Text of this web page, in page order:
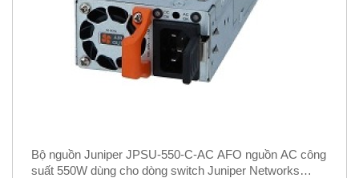
Bộ nguồn Juniper JPSU-550-C-AC AFO nguồn AC công
suất 550W dùng cho dòng switch Juniper Networks